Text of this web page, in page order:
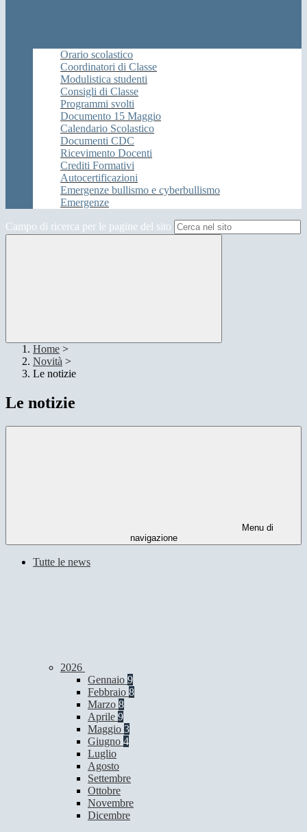
Orario scolastico
Coordinatori di Classe
Modulistica studenti
Consigli di Classe
Programmi svolti
Documento 15 Maggio
Calendario Scolastico
Documenti CDC
Ricevimento Docenti
Crediti Formativi
Autocertificazioni
Emergenze bullismo e cyberbullismo
Emergenze
Campo di ricerca per le pagine del sito
Home >
Novità >
Le notizie
Le notizie
Menu di
navigazione
Tutte le news
2026
Gennaio 9
Febbraio 8
Marzo 8
Aprile 9
Maggio 3
Giugno 4
Luglio
Agosto
Settembre
Ottobre
Novembre
Dicembre